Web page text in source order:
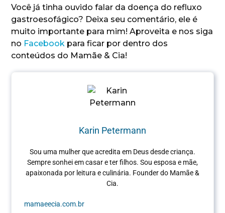
Você já tinha ouvido falar da doença do refluxo
gastroesofágico? Deixa seu comentário, ele é
muito importante para mim! Aproveita e nos siga
no Facebook para ficar por dentro dos
conteúdos do Mamãe & Cia!
Karin Petermann
Sou uma mulher que acredita em Deus desde criança.
Sempre sonhei em casar e ter filhos. Sou esposa e mãe,
apaixonada por leitura e culinária. Founder do Mamãe &
Cia.
mamaeecia.com.br